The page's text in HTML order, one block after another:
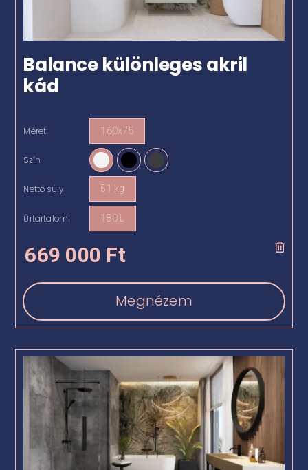
Balance különleges akril
kád
Méret 160x75
Szín
Nettó súly 51 kg
Űrtartalom 180 L
669 000 Ft
Megnézem